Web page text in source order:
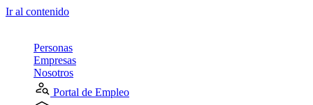
Ir al contenido
Personas
Empresas
Nosotros
Portal de Empleo